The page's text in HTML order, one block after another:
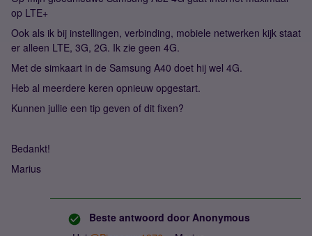
op LTE+
Ook als ik bij instellingen, verbinding, mobiele netwerken kijk staat
er alleen LTE, 3G, 2G. Ik zie geen 4G.
Met de simkaart in de Samsung A40 doet hij wel 4G.
Heb al meerdere keren opnieuw opgestart.
Kunnen jullie een tip geven of dit fixen?
Bedankt!
Marius
Beste antwoord door Anonymous